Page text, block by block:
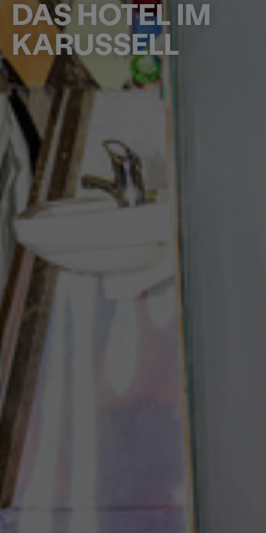
DAS HOTEL IM
KARUSSELL